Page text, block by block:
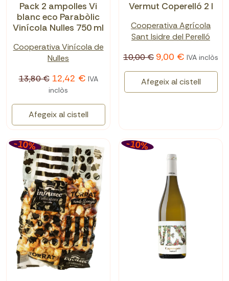
Pack 2 ampolles Vi
blanc eco Parabòlic
Vinícola Nulles 750 ml
Cooperativa Vinícola de
Nulles
13,80 € 12,42 € IVA
inclòs
Afegeix al cistell
Vermut Coperelló 2 l
Cooperativa Agrícola
Sant Isidre del Perelló
10,00 € 9,00 € IVA inclòs
Afegeix al cistell
-10% -10%